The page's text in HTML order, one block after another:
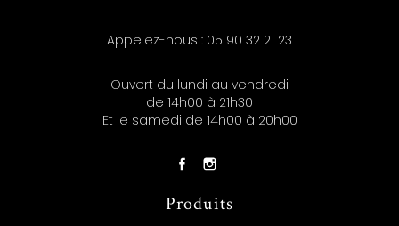
Appelez-nous : 05 90 32 21 23
Ouvert du lundi au vendredi
de 14h00 à 21h30
Et le samedi de 14h00 à 20h00
Produits